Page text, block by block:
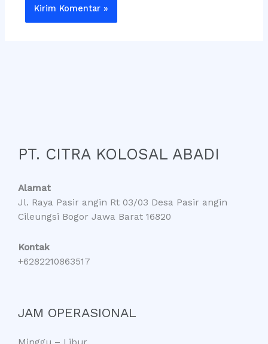
PT. CITRA KOLOSAL ABADI
Alamat
Jl. Raya Pasir angin Rt 03/03 Desa Pasir angin
Cileungsi Bogor Jawa Barat 16820
Kontak
+6282210863517
JAM OPERASIONAL